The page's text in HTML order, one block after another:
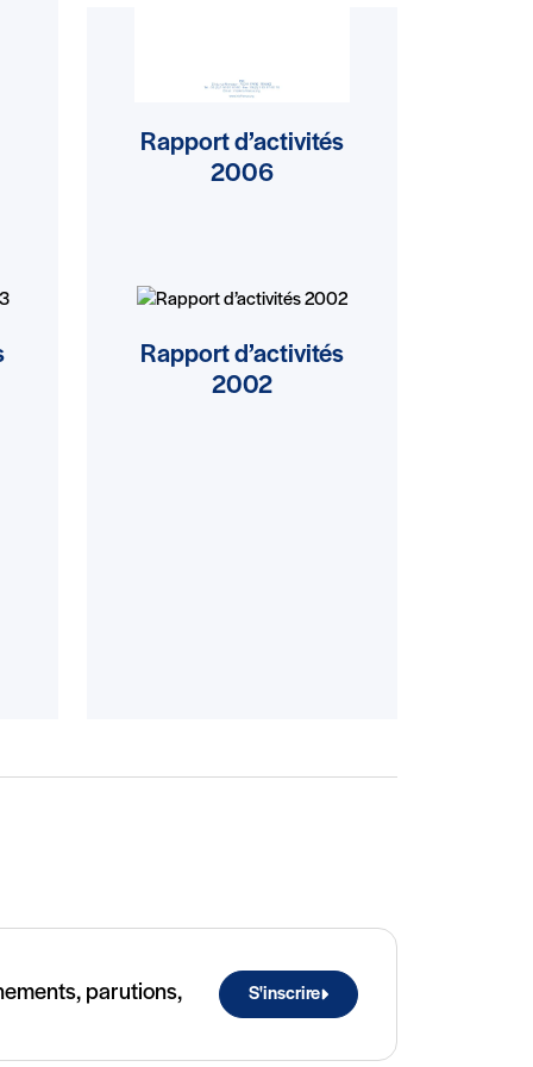
Rapport d’activités
2006
Rapport d’activités
2002
parutions, S'inscrire